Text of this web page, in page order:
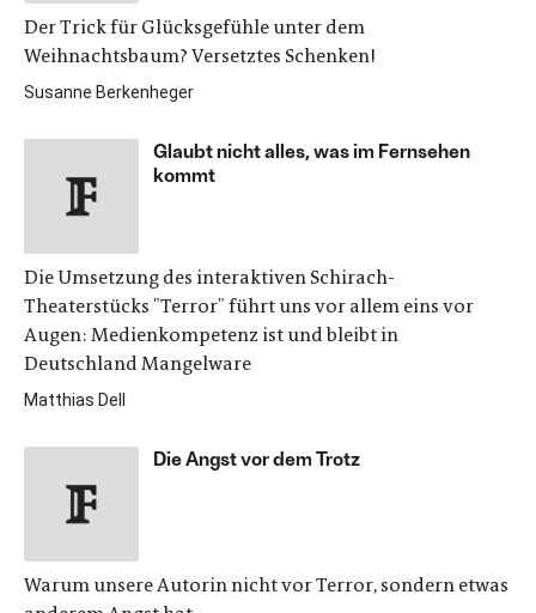
Der Trick für Glücksgefühle unter dem
Weihnachtsbaum? Versetztes Schenken!
Susanne Berkenheger
Glaubt nicht alles, was im Fernsehen
kommt
Die Umsetzung des interaktiven Schirach-
Theaterstücks "Terror" führt uns vor allem eins vor
Augen: Medienkompetenz ist und bleibt in
Deutschland Mangelware
Matthias Dell
Die Angst vor dem Trotz
Warum unsere Autorin nicht vor Terror, sondern etwas